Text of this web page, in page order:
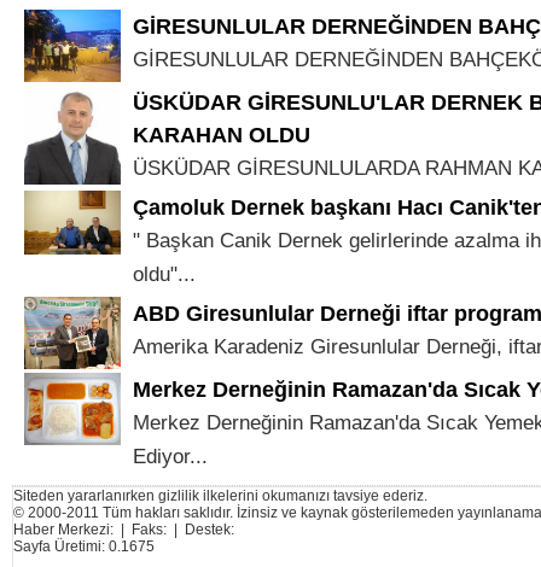
GİRESUNLULAR DERNEĞİNDEN
GİRESUNLULAR DERNEĞİNDEN
ÜSKÜDAR GİRESUNLU'LAR DERNEK
KARAHAN OLDU
ÜSKÜDAR GİRESUNLULARDA RAHMAN
Çamoluk Dernek başkanı Hacı
" Başkan Canik Dernek gelirlerinde azalma
oldu"...
ABD Giresunlular Derneği iftar
Amerika Karadeniz Giresunlular Derneği,
Merkez Derneğinin Ramazan'da Sıcak
Merkez Derneğinin Ramazan'da Sıcak
Ediyor...
Siteden yararlanırken gizlilik ilkelerini okumanızı tavsiye ederiz.
© 2000-2011 Tüm hakları saklıdır. İzinsiz ve kaynak gösterilemeden
Haber Merkezi: | Faks: | Destek:
Sayfa Üretimi: 0.1675